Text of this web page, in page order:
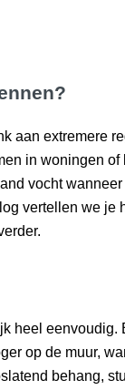
aan extremere
in woningen
vocht
vertellen we je
heel eenvoudig.
op de muur,
behang,